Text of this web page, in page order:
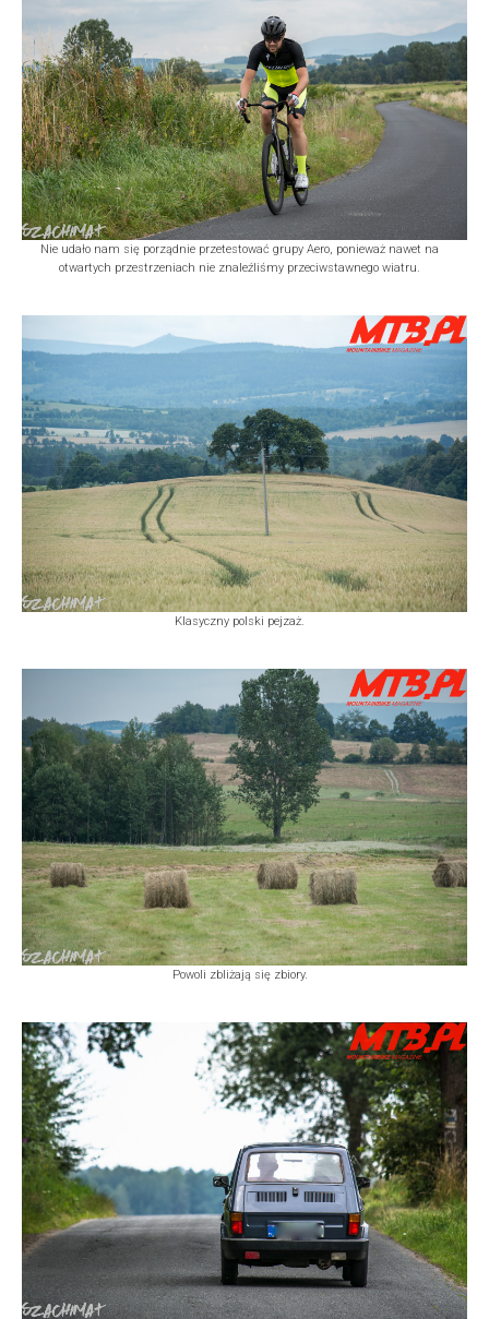
Nie udało nam się porządnie przetestować grupy Aero, ponieważ nawet na
otwartych przestrzeniach nie znaleźliśmy przeciwstawnego wiatru.
Klasyczny polski pejzaż.
Powoli zbliżają się zbiory.